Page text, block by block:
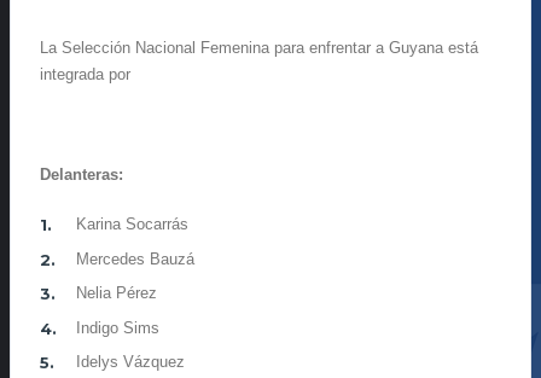
La Selección Nacional Femenina para enfrentar a Guyana está
integrada por
Delanteras:
Karina Socarrás
Mercedes Bauzá
Nelia Pérez
Indigo Sims
Idelys Vázquez